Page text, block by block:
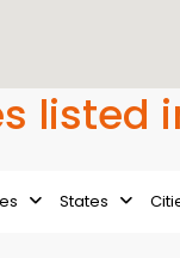
listed
States